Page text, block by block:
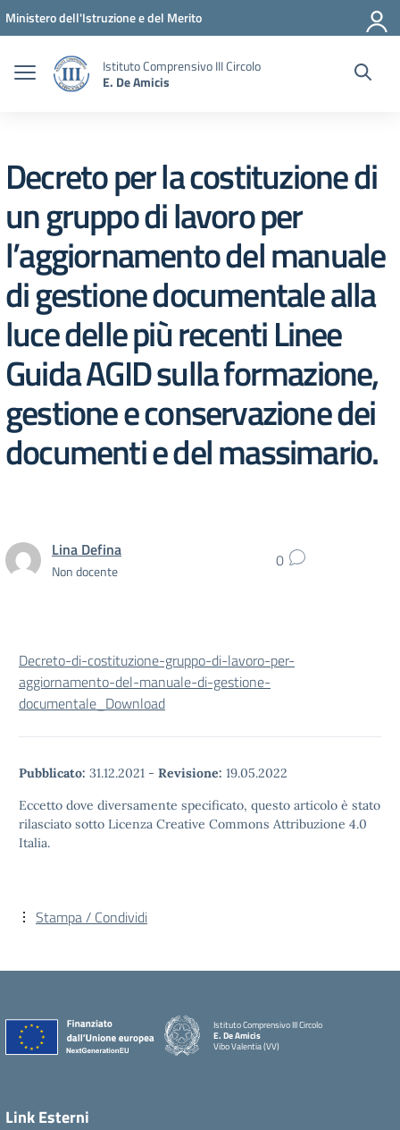
Vai ai contenuti
Vai al menu di navigazione
Vai al footer
Ministero dell'Istruzione e del Merito
Istituto Comprensivo III Circolo
E. De Amicis
Decreto per la costituzione di
un gruppo di lavoro per
l’aggiornamento del manuale
di gestione documentale alla
luce delle più recenti Linee
Guida AGID sulla formazione,
gestione e conservazione dei
documenti e del massimario.
Lina Defina
Non docente 0
Decreto-di-costituzione-gruppo-di-lavoro-per-
aggiornamento-del-manuale-di-gestione-
documentale_ Download
Pubblicato: 31.12.2021 - Revisione: 19.05.2022
Eccetto dove diversamente specificato, questo articolo è stato
rilasciato sotto Licenza Creative Commons Attribuzione 4.0
Italia.
Stampa / Condividi
Istituto Comprensivo III Circolo
E. De Amicis
Vibo Valentia (VV)
Link Esterni